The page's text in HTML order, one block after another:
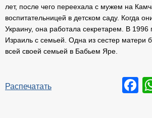
лет, после чего переехала с мужем на
воспитательницей в детском саду. Когда
Украину, она работала секретарем. В 1996
Израиль с семьей. Одна из сестер матери
всей своей семьей в Бабьем Яре.
Распечатать